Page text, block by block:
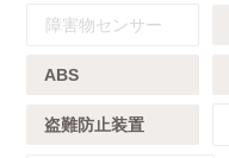
障害物センサー
ABS
盗難防止装置